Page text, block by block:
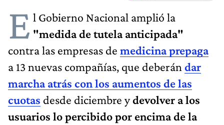
E l Gobierno Nacional amplió la
"medida de tutela anticipada"
contra las empresas de medicina prepaga
a 13 nuevas compañías, que deberán dar
marcha atrás con los aumentos de las
cuotas desde diciembre ydevolver a los
usuarios lo percibido por encima de la